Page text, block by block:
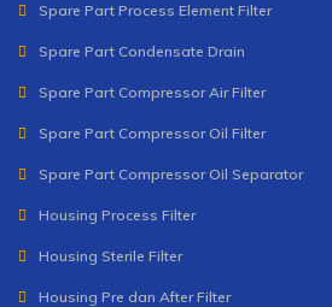
Spare Part Process Element Filter
Spare Part Condensate Drain
Spare Part Compressor Air Filter
Spare Part Compressor Oil Filter
Spare Part Compressor Oil Separator
Housing Process Filter
Housing Sterile Filter
Housing Pre dan After Filter